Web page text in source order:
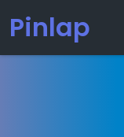
Pinlap